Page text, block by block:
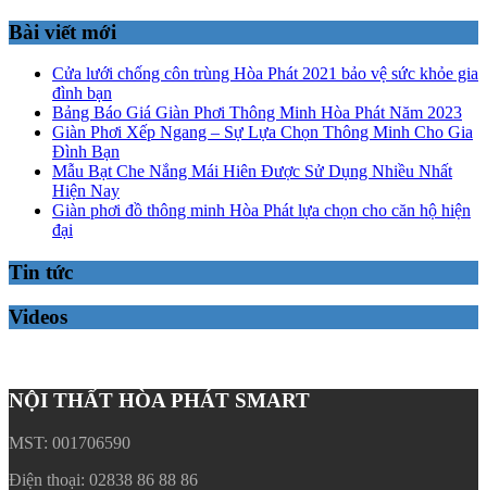
Bài viết mới
Cửa lưới chống côn trùng Hòa Phát 2021 bảo vệ sức khỏe gia
đình bạn
Bảng Báo Giá Giàn Phơi Thông Minh Hòa Phát Năm 2023
Giàn Phơi Xếp Ngang – Sự Lựa Chọn Thông Minh Cho Gia
Đình Bạn
Mẫu Bạt Che Nắng Mái Hiên Được Sử Dụng Nhiều Nhất
Hiện Nay
Giàn phơi đồ thông minh Hòa Phát lựa chọn cho căn hộ hiện
đại
Tin tức
Videos
NỘI THẤT HÒA PHÁT SMART
MST: 001706590
Điện thoại: 02838 86 88 86